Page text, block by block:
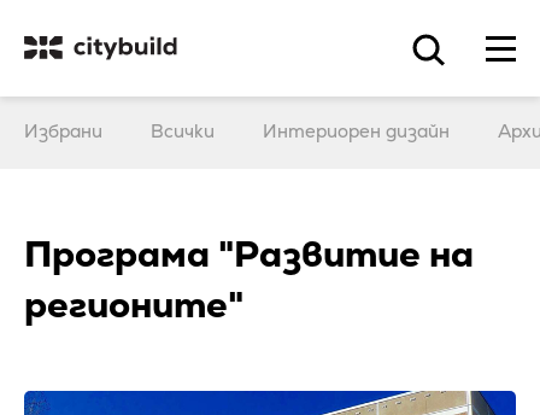
Избрани Всички Интериорен дизайн
Програма "Развитие на
регионите"